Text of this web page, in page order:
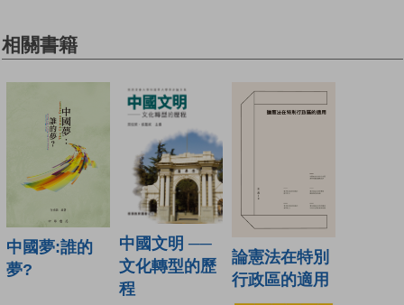
相關書籍
中國夢:誰的
夢?
中國文明 ──
文化轉型的歷
程
論憲法在特別
行政區的適用